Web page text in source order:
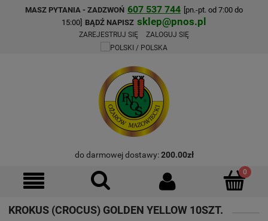
MASZ PYTANIA - ZADZWOŃ 607 537 744 [pn.-pt. od 7:00 do
15:00] BĄDŹ NAPISZ sklep@pnos.pl
ZAREJESTRUJ SIĘ ZALOGUJ SIĘ
do darmowej dostawy:200.00zł
KROKUS (CROCUS) GOLDEN YELLOW 10SZT.